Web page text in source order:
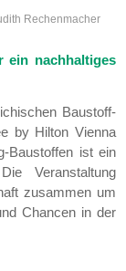
Rechenmacher
ein nachhaltiges
Baustoff-
by Hilton Vienna
Baustoffen ist ein
Veranstaltung
zusammen um
Chancen in der